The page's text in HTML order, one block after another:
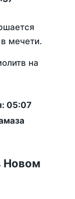
мечети.
на
05:07
Новом